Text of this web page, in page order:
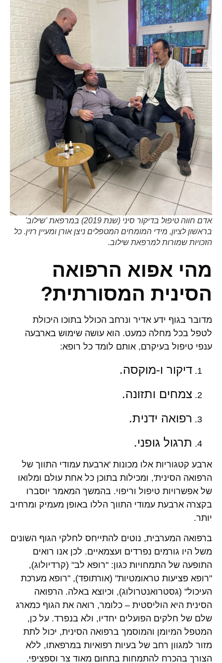
אדם חווה טיפול בדיקור סיני (שנת 2019) במרפאת 'שילוב'
בראשון לציון, מידי המומחים המטפלים ניצן אורן ומעיין רזין. כל
הזכויות שמורות למרפאת שילוב.
מהי אפוא הרפואה
הסינית המסורתית?
מדובר בגוף ידע אדיר ונרחב הכולל בתוכו היכולת
לטפל בכל מחלה כמעט. הוא עושה שימוש בארבעה
ענפי טיפול בעיקרם, אותם לומד כל רופא:
דיקור ו-מוקסה.
צמחים ותזונה.
רפואה ידנית.
תרגול גופני.
ארבע קטגוריות אלו מכונות 'ארבעת עמודי התווך של
הרפואה הסינית', ומכילות בתוכן כל אחת עולם ומלואו
של אפשרויות טיפול וריפוי. בהמשך המאמר יוסברו
בקצרה ארבעת עמודי התווך הללו באופן מעמיק ומרחיב
יותר.
ברפואה המערבית, נוטים להתייחס לחלקי הגוף השונים
משל היו גורמים נפרדים ועצמאיים. לכן אנו רואים
התופעה של התמחויות כגון: "רופא לב" (קרדיולוג),
"רופא פציעות טראומטיות" (אורתופד), "רופא מערכת
העיכול" (גסטרואנטרולוג), וכיוצא באלה. הרפואה
הסינית היא הוליסטית – כלומר, רואה את הגוף כמארג
שלם של חלקים הפועלים יחדיו, ולא בנפרד. על כן,
המטפל המיומן והמוסמך ברפואה הסינית, יכול לתת
מזור למגוון רחב של בעיות רפואיות במרפאתו, ללא
הצורך בהכרח להתמחות בתחום מאוד צר וספציפי.